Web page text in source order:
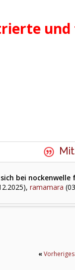
bei nockenwelle
ramamara
«